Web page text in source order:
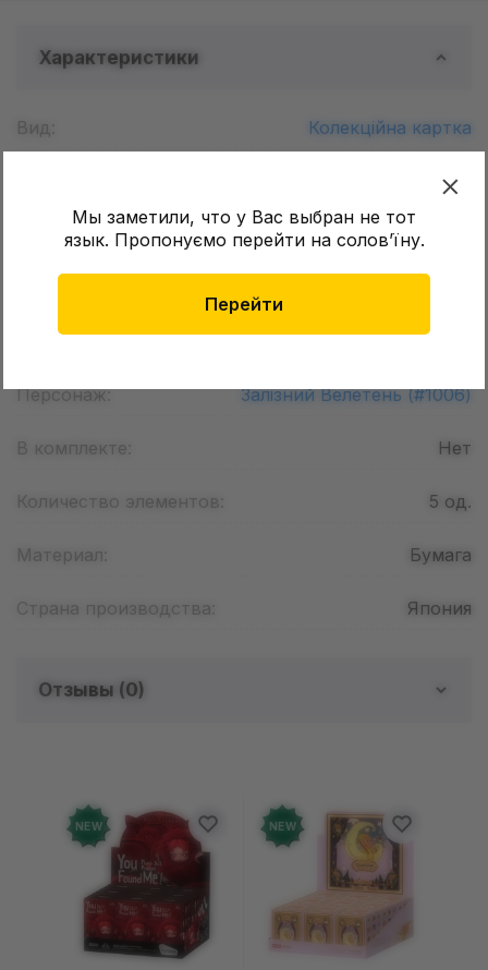
Мы заметили, что у Вас выбран не тот
язык. Пропонуємо перейти на соловʼїну.
Перейти
Характеристики
Вид: Колекційна картка
Pokemon TCG
Страна регистрации бренда: Япония
Вселенная: Pokemon
Персонаж: Залізний Велетень (#1006)
В комплекте: Нет
Количество элементов: 5 од.
Материал: Бумага
Страна производства: Япония
Отзывы (0)
Добавьте отзыв и получите 50 грн на свой
счет
Оставить отзыв
NEW NEW